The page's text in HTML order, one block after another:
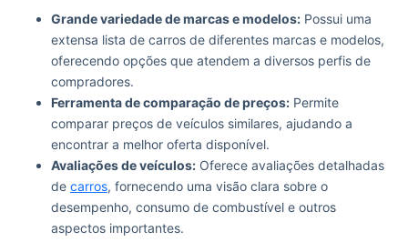
Grande variedade de marcas e modelos: Possui uma
extensa lista de carros de diferentes marcas e modelos,
oferecendo opções que atendem a diversos perfis de
compradores.
Ferramenta de comparação de preços: Permite
comparar preços de veículos similares, ajudando a
encontrar a melhor oferta disponível.
Avaliações de veículos: Oferece avaliações detalhadas
de carros, fornecendo uma visão clara sobre o
desempenho, consumo de combustível e outros
aspectos importantes.